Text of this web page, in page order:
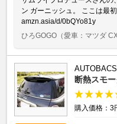
ン ガーニッシュ。 ここは最
amzn.asia/d/0bQYo81y
ひろGOGO （愛車：マツダ
AUTOBACS
断熱スモ
購入価格：3